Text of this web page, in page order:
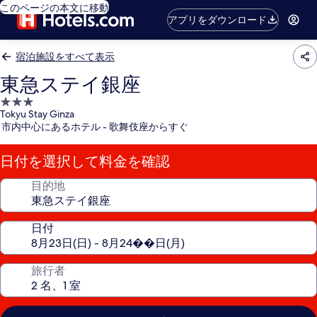
このページの本文に移動
アプリをダウンロード
宿泊施設をすべて表示
東急ステイ銀座
3.0
つ
星
宿
泊
施
Tokyu Stay Ginza
市内中心にあるホテル - 歌舞伎座からすぐ
日付を選択して料金を確認
目的地
日付
旅行者